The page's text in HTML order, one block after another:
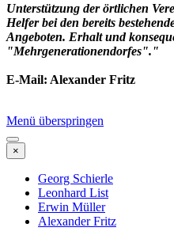
Unterstützung der örtlichen
Helfer bei den bereits
Angeboten. Erhalt und
"Mehrgenerationendorfes"."
E-Mail: Alexander Fritz
Menü überspringen
×
Georg Schierle
Leonhard List
Erwin Müller
Alexander Fritz